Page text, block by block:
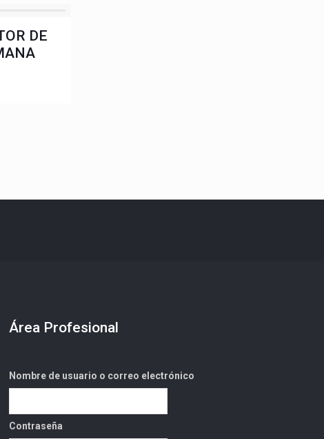
DE
Área Profesional
Nombre de usuario o correo electrónico
Contraseña